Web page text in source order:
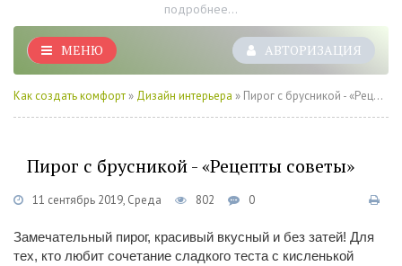
подробнее...
АВТОРИЗАЦИЯ
МЕНЮ
Как создать комфорт » Дизайн интерьера » Пирог с брусникой - «Рецепты советы»
Пирог с брусникой - «Рецепты советы»
11 сентябрь 2019, Среда 802 0
Замечательный пирог, красивый вкусный и без затей! Для
тех, кто любит сочетание сладкого теста с кисленькой